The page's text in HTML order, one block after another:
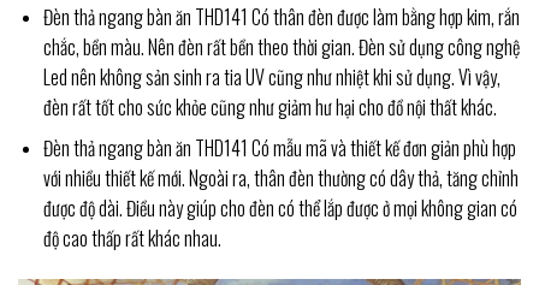
Đèn thả ngang bàn ăn THD141 Có thân đèn được làm bằng hợp kim, rắn
chắc, bền màu. Nên đèn rất bền theo thời gian. Đèn sử dụng công nghệ
Led nên không sản sinh ra tia UV cũng như nhiệt khi sử dụng. Vì vậy,
đèn rất tốt cho sức khỏe cũng như giảm hư hại cho đồ nội thất khác.
Đèn thả ngang bàn ăn THD141 Có mẫu mã và thiết kế đơn giản phù hợp
với nhiều thiết kế mới. Ngoài ra, thân đèn thường có dây thả, tăng chỉnh
được độ dài. Điều này giúp cho đèn có thể lắp được ở mọi không gian có
độ cao thấp rất khác nhau.